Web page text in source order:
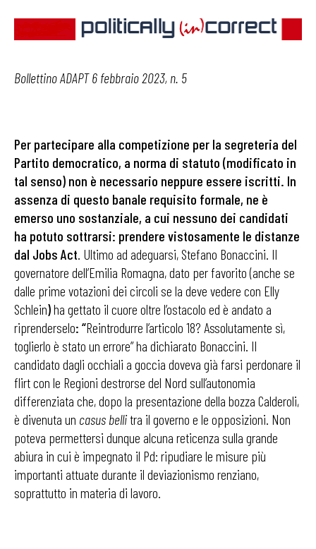
Bollettino ADAPT 6 febbraio 2023, n. 5
Per partecipare alla competizione per la segreteria del
Partito democratico, a norma di statuto (modificato in
tal senso) non è necessario neppure essere iscritti. In
assenza di questo banale requisito formale, ne è
emerso uno sostanziale, a cui nessuno dei candidati
ha potuto sottrarsi: prendere vistosamente le distanze
dal Jobs Act . Ultimo ad adeguarsi, Stefano Bonaccini. Il
governatore dell’Emilia Romagna, dato per favorito (anche se
dalle prime votazioni dei circoli se la deve vedere con Elly
Schlein)ha gettato il cuore oltre l’ostacolo ed è andato a
riprenderselo: “Reintrodurre l’articolo 18? Assolutamente sì,
toglierlo è stato un errore” ha dichiarato Bonaccini. Il
candidato dagli occhiali a goccia doveva già farsi perdonare il
flirt con le Regioni destrorse del Nord sull’autonomia
differenziata che, dopo la presentazione della bozza Calderoli,
è divenuta un casus bellitra il governo e le opposizioni. Non
poteva permettersi dunque alcuna reticenza sulla grande
abiura in cui è impegnato il Pd: ripudiare le misure più
importanti attuate durante il deviazionismo renziano,
soprattutto in materia di lavoro.